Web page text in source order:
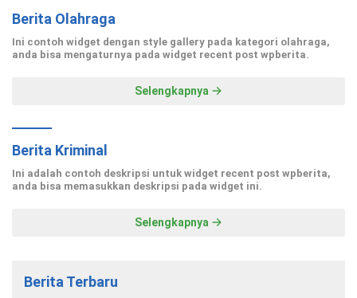
Berita Olahraga
Ini contoh widget dengan style gallery pada kategori olahraga,
anda bisa mengaturnya pada widget recent post wpberita.
Selengkapnya
Berita Kriminal
Ini adalah contoh deskripsi untuk widget recent post wpberita,
anda bisa memasukkan deskripsi pada widget ini.
Selengkapnya
Berita Terbaru